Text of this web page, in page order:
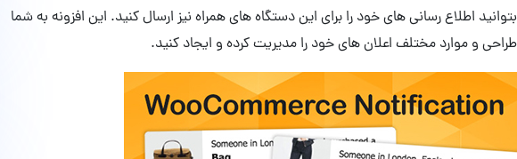
اطلاع رسانی های خود را برای این دستگاه های همراه نیز ارسال کنید. این افزونه به شما
و موارد مختلف اعلان های خود را مدیریت کرده و ایجاد کنید.